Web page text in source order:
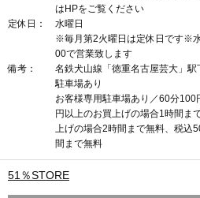
はHPをご覧ください
定休日：
水曜日
※毎月第2火曜日は定休日です※
00で営業致します
備考：
名鉄犬山線「徳重名古屋芸大」
駐車場あり
お客様専用駐車場あり／60分
円以上のお買上げの場合1時間ま
上げの場合2時間まで無料、税込
間まで無料
51％STORE